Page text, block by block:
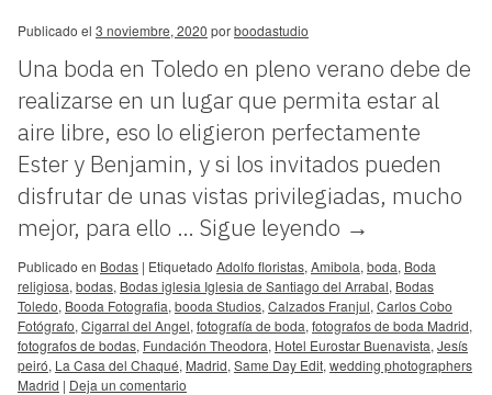
Publicado el 3 noviembre, 2020 porboodastudio
Una boda en Toledo en pleno verano debe de
realizarse en un lugar que permita estar al
aire libre, eso lo eligieron perfectamente
Ester y Benjamin, y si los invitados pueden
disfrutar de unas vistas privilegiadas, mucho
mejor, para ello … Sigue leyendo →
Publicado en Bodas | Etiquetado Adolfo floristas, Amibola, boda, Boda
religiosa, bodas, Bodas iglesia Iglesia de Santiago del Arrabal, Bodas
Toledo, Booda Fotografia, booda Studios, Calzados Franjul, Carlos Cobo
Fotógrafo, Cigarral del Angel, fotografía de boda, fotografos de boda Madrid,
fotografos de bodas, Fundación Theodora, Hotel Eurostar Buenavista, Jesís
peiró, La Casa del Chaqué, Madrid, Same Day Edit, wedding photographers
Madrid | Deja un comentario